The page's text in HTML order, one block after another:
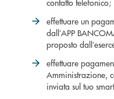
effettuare un
dall’APP
proposto
effettuare
Amministrazione,
inviata sul tuo